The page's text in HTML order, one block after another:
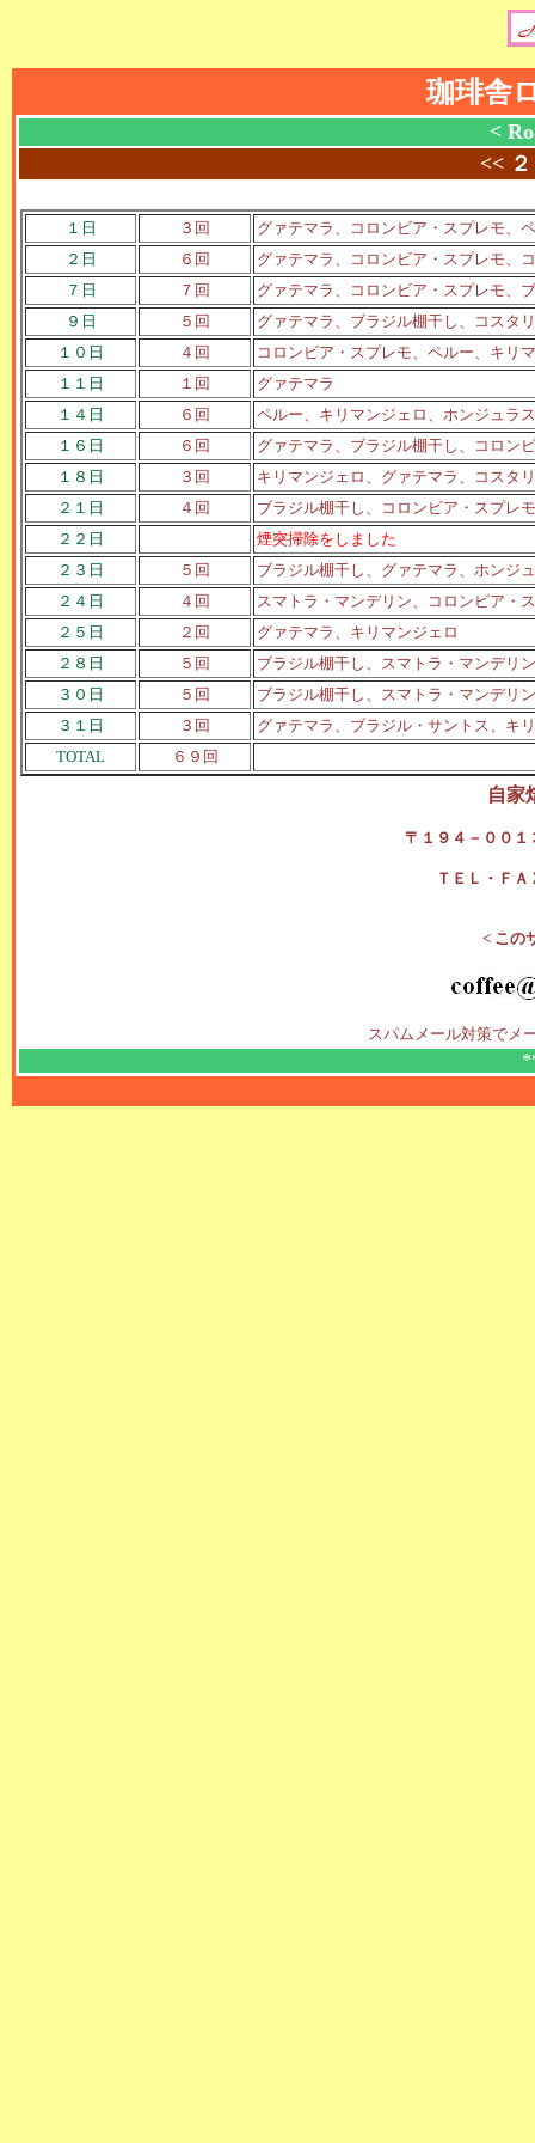
珈琲舎
<
<<
１日 ３回
グァテマラ、コロンビア・スプレモ、
２日
６回
グァテマラ、コロンビア・スプレモ、
７日
７回
グァテマラ、コロンビア・スプレモ、
９日
５回
グァテマラ、ブラジル棚干し、コスタ
１０日
４回
コロンビア・スプレモ、ペルー、キリ
１１日
１回
グァテマラ
１４日
６回
ペルー、キリマンジェロ、ホンジュラ
１６日
６回
グァテマラ、ブラジル棚干し、コロン
１８日
３回
キリマンジェロ、グァテマラ、コスタ
２１日
４回
ブラジル棚干し、コロンビア・スプレ
２２日
煙突掃除をしました
２３日
５回
ブラジル棚干し、グァテマラ、ホンジ
２４日
４回
スマトラ・マンデリン、コロンビア・
２５日
２回
グァテマラ、キリマンジェロ
２８日
５回
ブラジル棚干し、スマトラ・マンデリ
３０日
５回
ブラジル棚干し、スマトラ・マンデリ
３１日
３回
グァテマラ、ブラジル・サントス、キ
TOTAL
６９回
自家
〒１９４－００１
ＴＥＬ・Ｆ
< この
スパムメール対策でメ